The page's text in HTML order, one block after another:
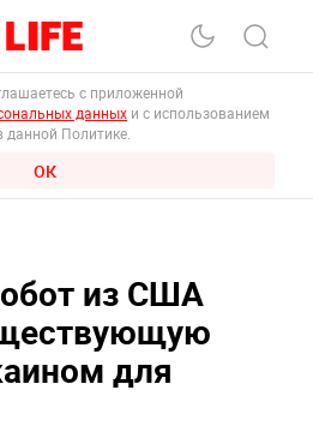
с приложенной
данных и с использованием
данной Политике.
ОК
из США
для